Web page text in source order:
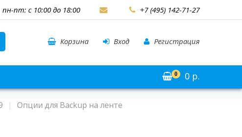
пн-пт: с 10:00 до 18:00 +7 (495) 142-71-27
Корзина Вход Регистрация
0 0 р.
Опции для Backup на ленте